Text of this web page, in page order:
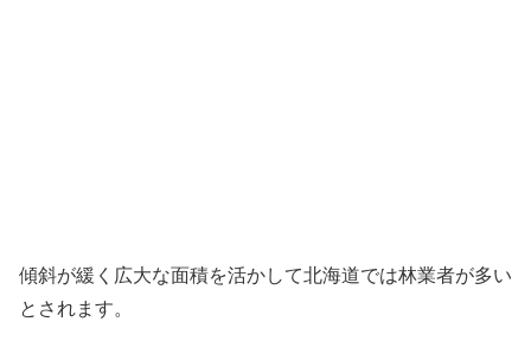
傾斜が緩く広大な面積を活かして北海道では林業者が多い
とされます。